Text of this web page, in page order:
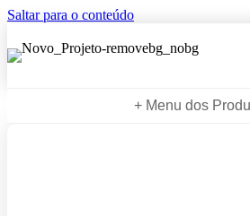
Saltar para o conteúdo
+ Menu dos